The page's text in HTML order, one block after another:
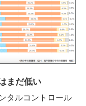
まだ低い
タルコントロール